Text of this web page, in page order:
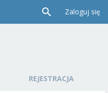
Zaloguj się
REJESTRACJA